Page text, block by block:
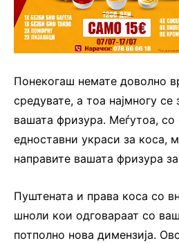
Понекогаш немате доволно
средувате, а тоа најмногу се
вашата фризура. Меѓутоа,
едноставни украси за коса,
направите вашата фризура
Пуштената и права коса со
шноли кои одговараат со
потполно нова димензија.